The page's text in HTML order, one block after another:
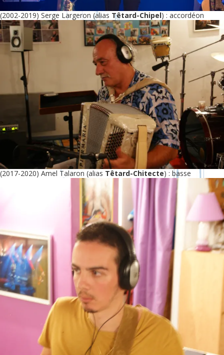
(2002-2019) Serge Largeron (alias Têtard-Chipel) : accordéon
(2017-2020) Amel Talaron (alias Têtard-Chitecte) : basse